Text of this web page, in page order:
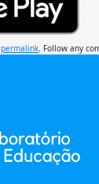
permalink . Follow any